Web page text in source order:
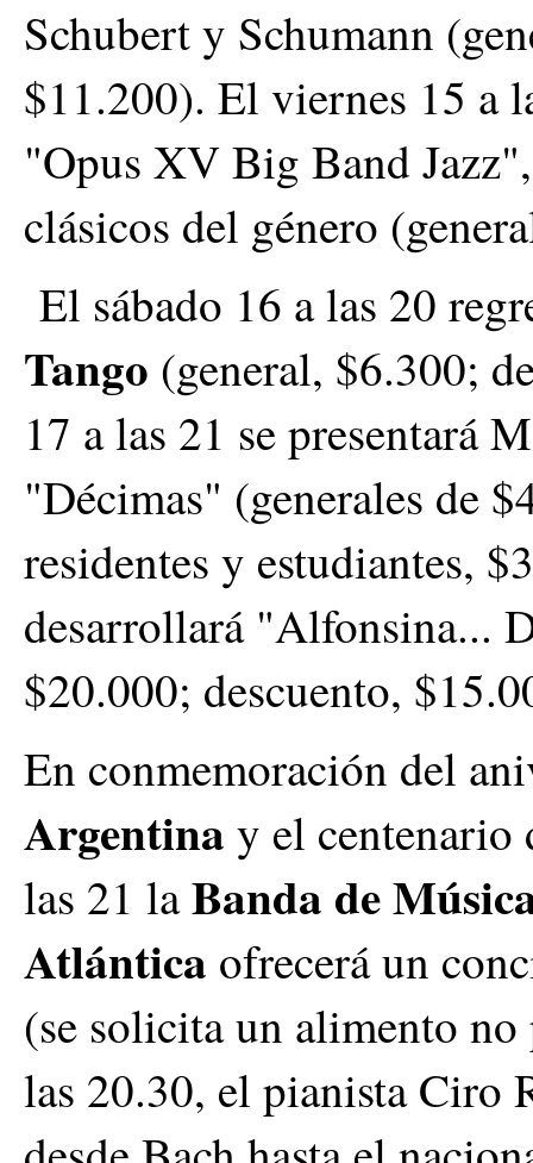
Schubert y Schumann
$11.200). El viernes 15 a
"Opus XV Big Band
clásicos del género
El sábado 16 a las 20
Tango (general, $6.300;
17 a las 21 se presentará
"Décimas" (generales de
residentes y estudiantes,
desarrollará "Alfonsina...
$20.000; descuento,
En conmemoración del
Argentina y el centenario
las 21 laBanda de
Atlántica ofrecerá un
(se solicita un alimento
las 20.30, el pianista Ciro